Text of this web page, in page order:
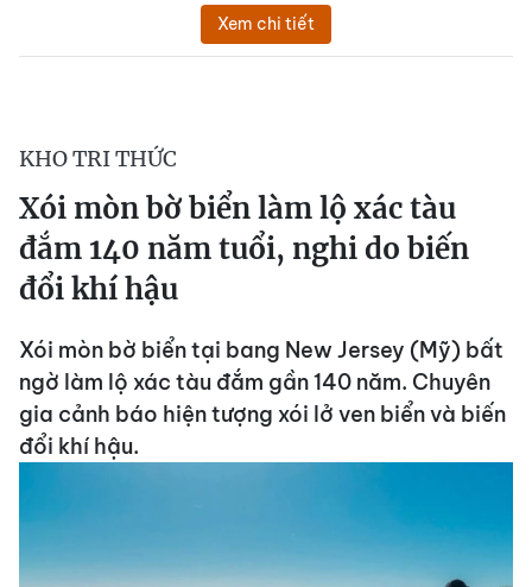
Xem chi tiết
KHO TRI THỨC
Xói mòn bờ biển làm lộ xác tàu
đắm 140 năm tuổi, nghi do biến
đổi khí hậu
Xói mòn bờ biển tại bang New Jersey (Mỹ) bất
ngờ làm lộ xác tàu đắm gần 140 năm. Chuyên
gia cảnh báo hiện tượng xói lở ven biển và biến
đổi khí hậu.